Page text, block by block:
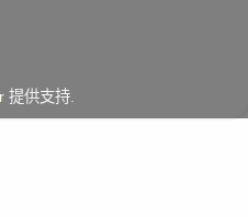
提供支持.